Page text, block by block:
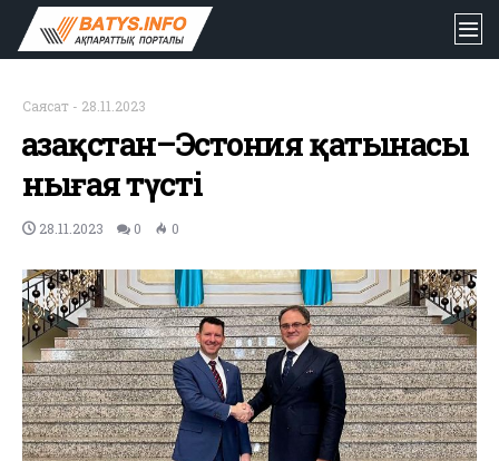
Саясат - 28.11.2023
Қазақстан–Эстония қатынасы
нығая түсті
28.11.2023 0 0